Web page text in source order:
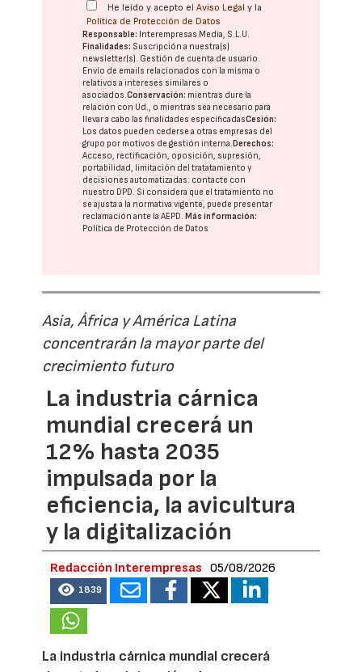
He leído y acepto elAviso Legal y la
Política de Protección de Datos
Responsable: Interempresas Media, S.L.U.
Finalidades: Suscripción a nuestra(s)
newsletter(s). Gestión de cuenta de usuario.
Envío de emails relacionados con la misma o
relativos a intereses similares o
asociados.Conservación: mientras dure la
relación con Ud., o mientras sea necesario para
llevar a cabo las finalidades especificadasCesión:
Los datos pueden cederse a otras empresas del
grupo por motivos de gestión interna.Derechos:
Acceso, rectificación, oposición, supresión,
portabilidad, limitación del tratatamiento y
decisiones automatizadas: contacte con
nuestro DPD. Si considera que el tratamiento no
se ajusta a la normativa vigente, puede presentar
reclamación ante laAEPD.Más información:
Política de Protección de Datos
Asia, África y América Latina
concentrarán la mayor parte del
crecimiento futuro
La industria cárnica
mundial crecerá un
12% hasta 2035
impulsada por la
eficiencia, la avicultura
y la digitalización
Redacción Interempresas 05/08/2026
1839
La industria cárnica mundial crecerá